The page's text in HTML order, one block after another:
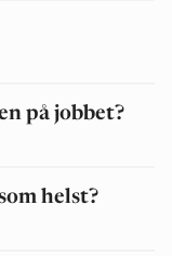
på jobbet?
helst?